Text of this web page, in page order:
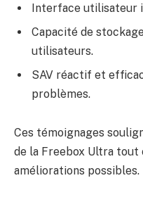
Interface utilisateur
Capacité de
utilisateurs.
SAV réactif et
problèmes.
Ces témoignages
de la Freebox Ultra tout
améliorations possibles.